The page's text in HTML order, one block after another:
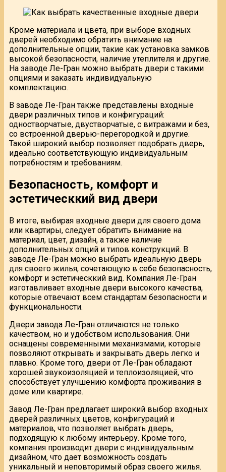
Кроме материала и цвета, при выборе входных
дверей необходимо обратить внимание на
дополнительные опции, такие как установка замков
высокой безопасности, наличие утеплителя и другие.
На заводе Ле-Гран можно выбрать двери с такими
опциями и заказать индивидуальную
комплектацию.
В заводе Ле-Гран также представлены входные
двери различных типов и конфигураций:
одностворчатые, двустворчатые, с витражами и без,
со встроенной дверью-перегородкой и другие.
Такой широкий выбор позволяет подобрать дверь,
идеально соответствующую индивидуальным
потребностям и требованиям.
Безопасность, комфорт и
эстетическкий вид двери
В итоге, выбирая входные двери для своего дома
или квартиры, следует обратить внимание на
материал, цвет, дизайн, а также наличие
дополнительных опций и типов конструкций. В
заводе Ле-Гран можно выбрать идеальную дверь
для своего жилья, сочетающую в себе безопасность,
комфорт и эстетическкий вид. Компания Ле-Гран
изготавливает входные двери высокого качества,
которые отвечают всем стандартам безопасности и
функциональности.
Двери завода Ле-Гран отличаются не только
качеством, но и удобством использования. Они
оснащены современными механизмами, которые
позволяют открывать и закрывать дверь легко и
плавно. Кроме того, двери от Ле-Гран обладают
хорошей звукоизоляцией и теплоизоляцией, что
способствует улучшению комфорта проживания в
доме или квартире.
Завод Ле-Гран предлагает широкий выбор входных
дверей различных цветов, конфигураций и
материалов, что позволяет выбрать дверь,
подходящую к любому интерьеру. Кроме того,
компания производит двери с индивидуальным
дизайном, что дает возможность создать
уникальный и неповторимый образ своего жилья.